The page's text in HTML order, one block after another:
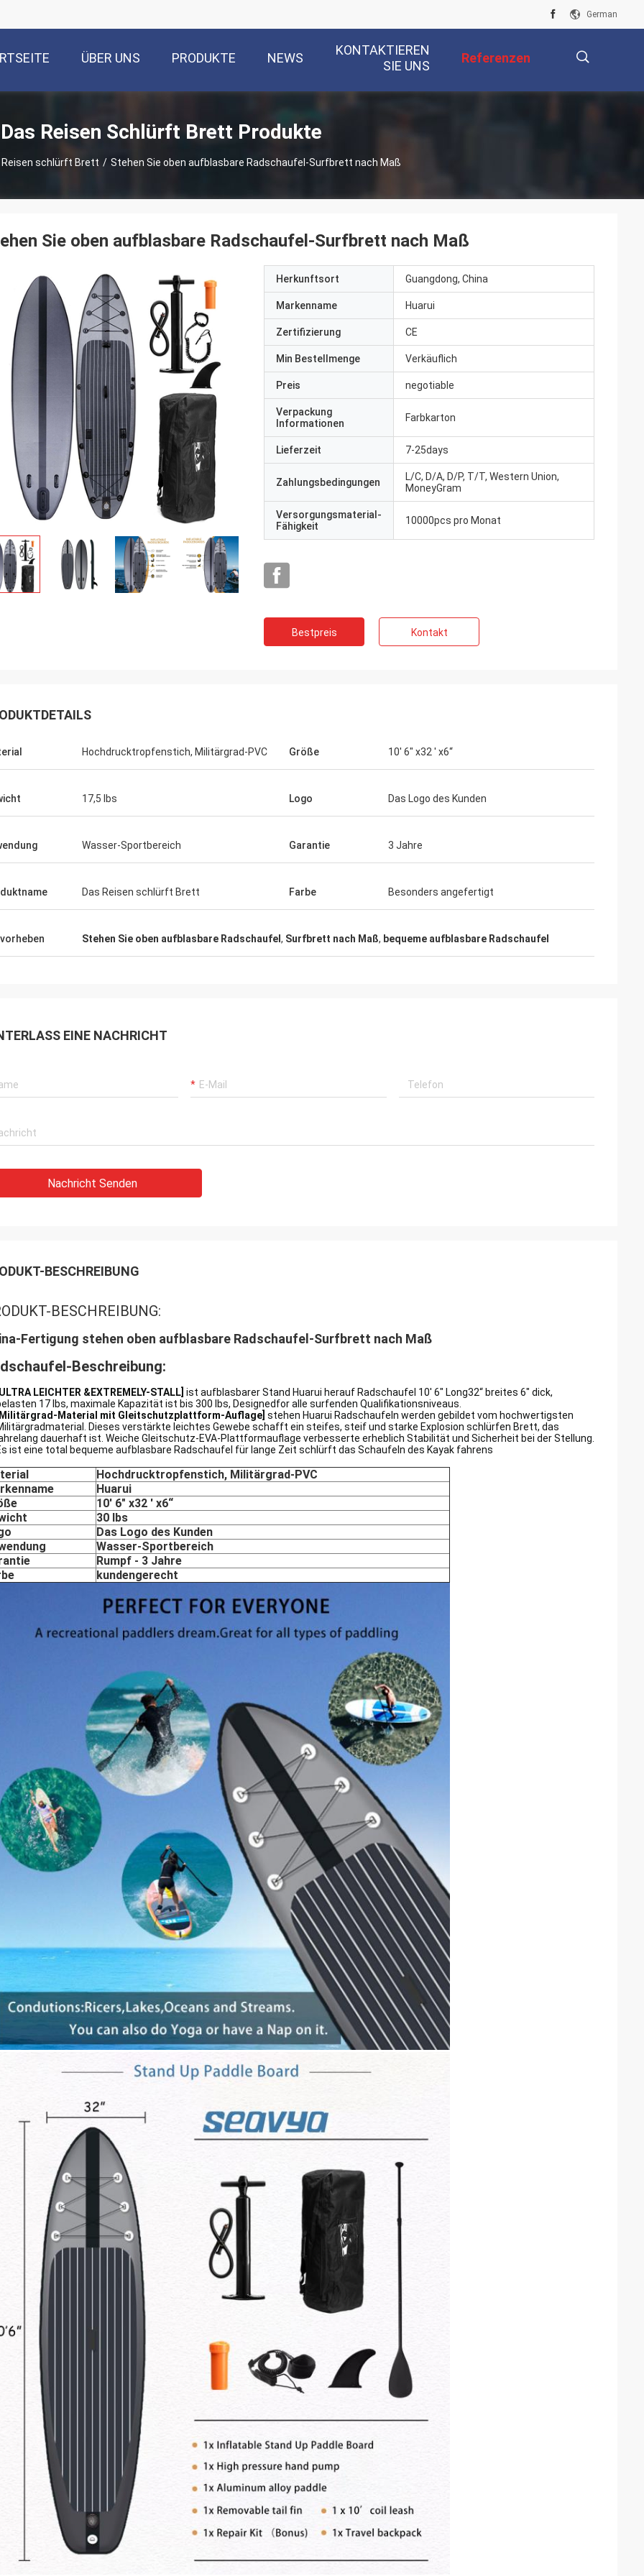
German
ÜBER UNS PRODUKTE NEWS
KONTAKTIEREN
SIE UNS
Referenzen
Das Reisen Schlürft Brett Produkte
Reisen schlürft Brett / Stehen Sie oben aufblasbare Radschaufel-Surfbrett nach Maß
Hat
von
und
Sie oben aufblasbare Radschaufel-Surfbrett nach Maß
Herkunftsort Guangdong, China
Markenname Huarui
Zertifizierung CE
Min Bestellmenge Verkäuflich
Preis negotiable
Verpackung
Informationen
Farbkarton
Lieferzeit 7-25days
Zahlungsbedingungen
L/C, D/A, D/P, T/T, Western Union,
MoneyGram
Versorgungsmaterial-
Fähigkeit
10000pcs pro Monat
Bestpreis Kontakt
Hochdrucktropfenstich, Militärgrad-PVC Größe 10' 6" x32 ' x6“
17,5 lbs Logo Das Logo des Kunden
Wasser-Sportbereich Garantie 3 Jahre
Das Reisen schlürft Brett Farbe Besonders angefertigt
Stehen Sie oben aufblasbare Radschaufel , Surfbrett nach Maß, bequeme aufblasbare Radschaufel
EINE NACHRICHT
Nachricht Senden
BESCHREIBUNG
BESCHREIBUNG:
Fertigung stehen oben aufblasbare Radschaufel-Surfbrett nach Maß
Beschreibung:
[ULTRA LEICHTER &EXTREMELY-STALL] ist aufblasbarer Stand Huarui herauf Radschaufel 10' 6" Long32“ breites 6" dick,
17 lbs, maximale Kapazität ist bis 300 lbs, Designedfor alle surfenden Qualifikationsniveaus.
[Militärgrad-Material mit Gleitschutzplattform-Auflage] stehen Huarui Radschaufeln werden gebildet vom hochwertigsten
Dieses verstärkte leichtes Gewebe schafft ein steifes, steif und starke Explosion schlürfen Brett, das
dauerhaft ist. Weiche Gleitschutz-EVA-Plattformauflage verbesserte erheblich Stabilität und Sicherheit bei der Stellung.
ist eine total bequeme aufblasbare Radschaufel für lange Zeit schlürft das Schaufeln des Kayak fahrens
Hochdrucktropfenstich, Militärgrad-PVC
Huarui
10' 6" x32 ' x6“
30 lbs
Das Logo des Kunden
Wasser-Sportbereich
Rumpf - 3 Jahre
kundengerecht